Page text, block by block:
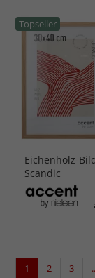
Topseller
Eichenholz-
Scandic
1 2 3